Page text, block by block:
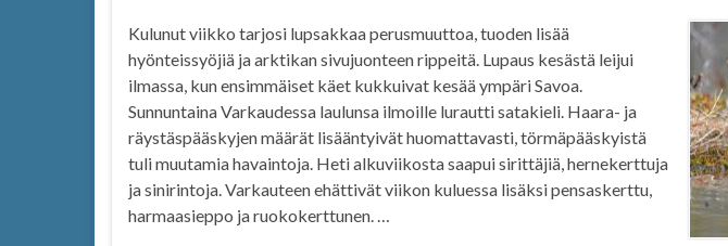
Kulunut viikko tarjosi lupsakkaa perusmuuttoa, tuoden lisää
hyönteissyöjiä ja arktikan sivujuonteen rippeitä. Lupaus kesästä leijui
ilmassa, kun ensimmäiset käet kukkuivat kesää ympäri Savoa.
Sunnuntaina Varkaudessa laulunsa ilmoille lurautti satakieli. Haara- ja
räystäspääskyjen määrät lisääntyivät huomattavasti, törmäpääskyistä
tuli muutamia havaintoja. Heti alkuviikosta saapui sirittäjiä, hernekerttuja
ja sinirintoja. Varkauteen ehättivät viikon kuluessa lisäksi pensaskerttu,
harmaasieppo ja ruokokerttunen. …